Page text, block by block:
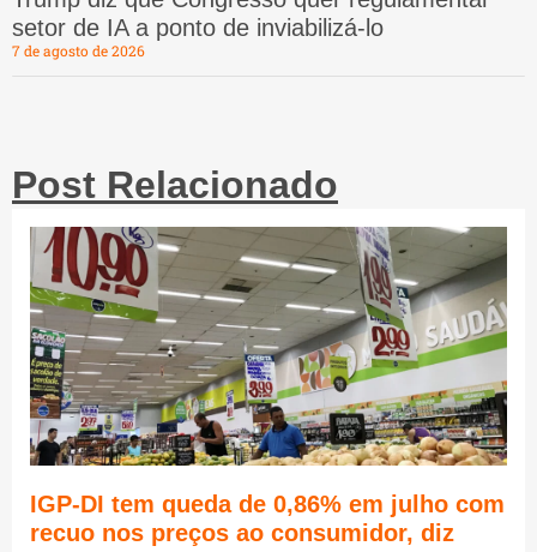
setor de IA a ponto de inviabilizá-lo
7 de agosto de 2026
Post Relacionado
IGP-DI tem queda de 0,86% em julho com
recuo nos preços ao consumidor, diz